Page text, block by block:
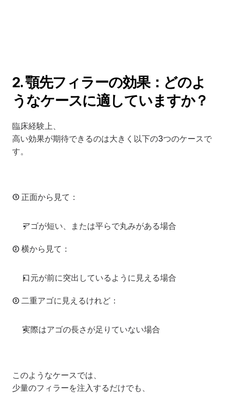
2. 顎先フィラーの効果：どのよ
うなケースに適していますか？
臨床経験上、
高い効果が期待できるのは大きく以下の3つのケースで
す。
① 正面から見て：
アゴが短い、または平らで丸みがある場合
② 横から見て：
口元が前に突出しているように見える場合
③ 二重アゴに見えるけれど：
実際はアゴの長さが足りていない場合
このようなケースでは、
少量のフィラーを注入するだけでも、